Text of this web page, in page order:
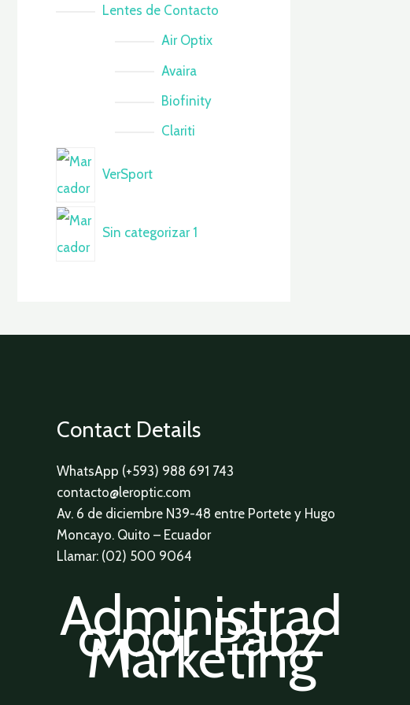
Lentes de Contacto
Air Optix
Avaira
Biofinity
Clariti
VerSport
Sin categorizar 1
Contact Details
WhatsApp (+593) 988 691 743
contacto@leroptic.com
Av. 6 de diciembre N39-48 entre Portete y Hugo
Moncayo. Quito – Ecuador
Llamar: (02) 500 9064
Administrad
o por Pabz
Marketing